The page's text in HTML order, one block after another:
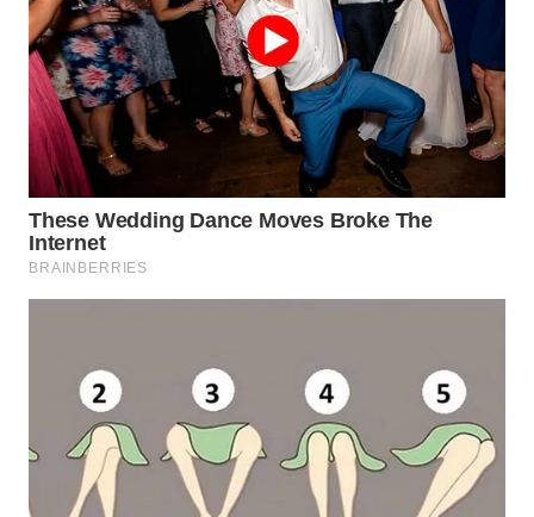
WN
NATUNA
WN
BINTAN
WN
MANDALIKA
WN
LABUANBAJO
WN
BORNEO